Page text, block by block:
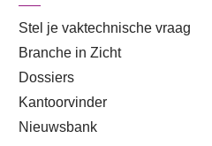
Stel je vaktechnische vraag
Branche in Zicht
Dossiers
Kantoorvinder
Nieuwsbank